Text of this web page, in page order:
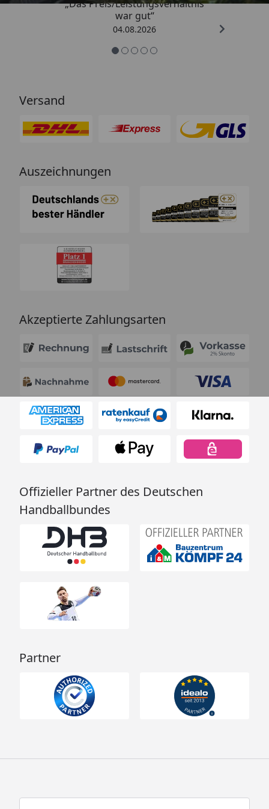
EGO Power Akku-Kettensäge CS1610E
Bedienungsanleitung
„Das Preis/Leistungsverhältnis
war gut“
04.08.2026
Versand
Auszeichnungen
Akzeptierte Zahlungsarten
Offizieller Partner des Deutschen
Handballbundes
Partner